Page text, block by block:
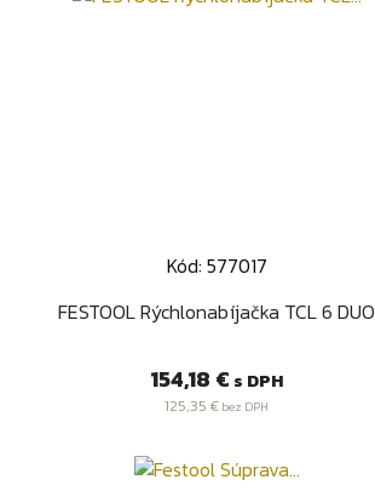
Kód: 577017
FESTOOL Rýchlonabíjačka TCL 6 DUO
Cena
154,18 € s DPH
125,35 € bez DPH
Rýchly náhľad